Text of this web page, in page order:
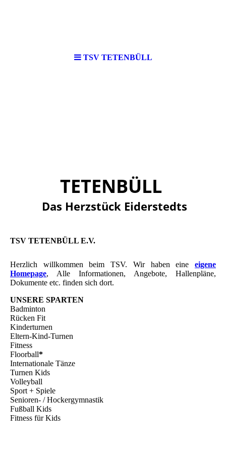
TSV TETENBÜLL
TETENBÜLL
Das Herzstück Eiderstedts
TSV TETENBÜLL E.V.
Herzlich willkommen beim TSV. Wir haben eine eigene
Homepage, Alle Informationen, Angebote, Hallenpläne,
Dokumente etc. finden sich dort.
UNSERE SPARTEN
Badminton
Rücken Fit
Kinderturnen
Eltern-Kind-Turnen
Fitness
Floorball*
Internationale Tänze
Turnen Kids
Volleyball
Sport + Spiele
Senioren- / Hockergymnastik
Fußball Kids
Fitness für Kids